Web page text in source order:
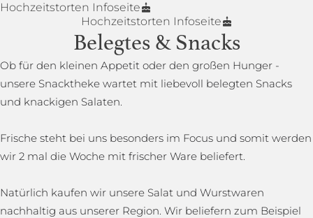
Hochzeitstorten Infoseite
Hochzeitstorten Infoseite
Belegtes & Snacks
Ob für den kleinen Appetit oder den großen Hunger -
unsere Snacktheke wartet mit liebevoll belegten Snacks
und knackigen Salaten.
Frische steht bei uns besonders im Focus und somit werden
wir 2 mal die Woche mit frischer Ware beliefert.
Natürlich kaufen wir unsere Salat und Wurstwaren
nachhaltig aus unserer Region. Wir beliefern zum Beispiel